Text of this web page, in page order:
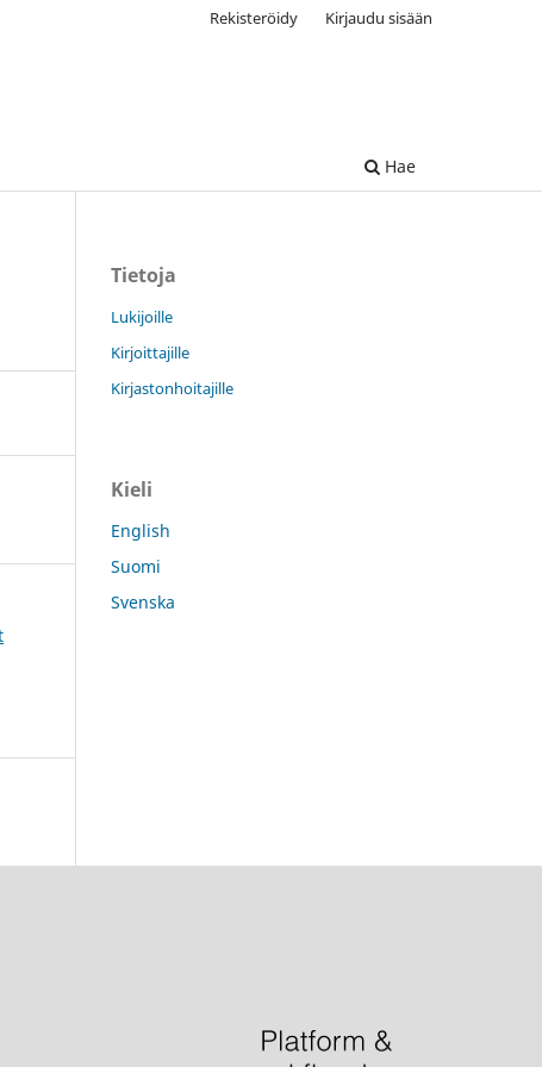
Hae
Rekisteröidy Kirjaudu sisään
Tietoja
Lukijoille
Kirjoittajille
Kirjastonhoitajille
Kieli
English
Suomi
Svenska